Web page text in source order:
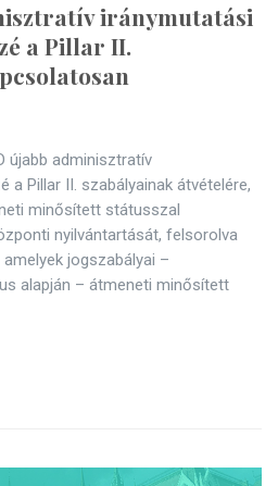
iránymutatási
a Pillar II.
újabb adminisztratív
Pillar II. szabályainak átvételére,
minősített státusszal
nyilvántartását, felsorolva
jogszabályai –
alapján – átmeneti minősített